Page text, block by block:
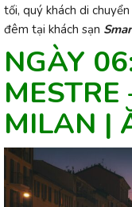
tối, quý khách di
đêm tại khách sạn
NGÀY
MILAN |